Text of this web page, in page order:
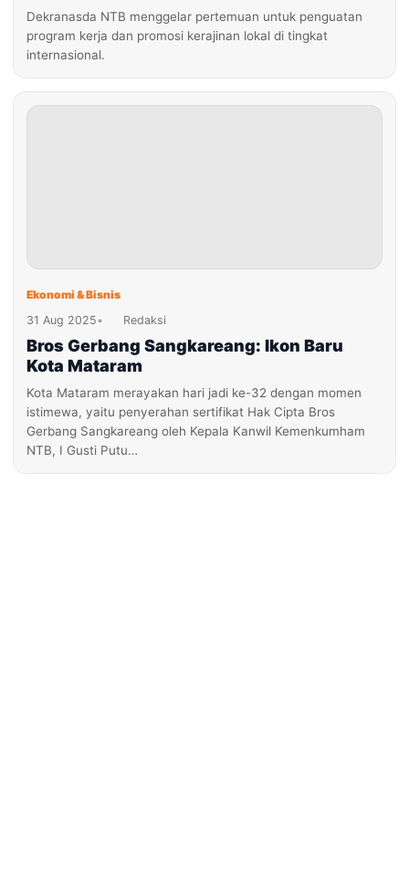
Dekranasda NTB menggelar pertemuan untuk penguatan
program kerja dan promosi kerajinan lokal di tingkat
internasional.
Ekonomi & Bisnis
31 Aug 2025• Redaksi
Bros Gerbang Sangkareang: Ikon Baru
Kota Mataram
Kota Mataram merayakan hari jadi ke-32 dengan momen
istimewa, yaitu penyerahan sertifikat Hak Cipta Bros
Gerbang Sangkareang oleh Kepala Kanwil Kemenkumham
NTB, I Gusti Putu…